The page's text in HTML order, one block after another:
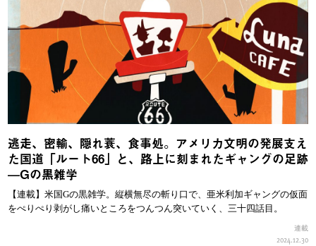
逃走、密輸、隠れ蓑、食事処。アメリカ文明の発展支え
た国道「ルート66」と、路上に刻まれたギャングの足跡
—Gの黒雑学
【連載】米国Gの黒雑学。縦横無尽の斬り口で、亜米利加ギャングの仮面
をぺりぺり剥がし痛いところをつんつん突いていく、三十四話目。
連載
2024.12.30